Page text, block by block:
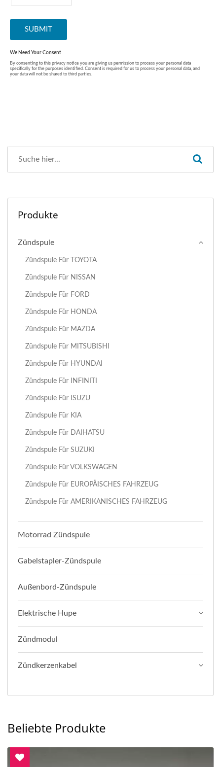
Produkte
Zündspule
Zündspule Für TOYOTA
Zündspule Für NISSAN
Zündspule Für FORD
Zündspule Für HONDA
Zündspule Für MAZDA
Zündspule Für MITSUBISHI
Zündspule Für HYUNDAI
Zündspule Für INFINITI
Zündspule Für ISUZU
Zündspule Für KIA
Zündspule Für DAIHATSU
Zündspule Für SUZUKI
Zündspule Für VOLKSWAGEN
Zündspule Für EUROPÄISCHES FAHRZEUG
Zündspule Für AMERIKANISCHES FAHRZEUG
Motorrad Zündspule
Gabelstapler-Zündspule
Außenbord-Zündspule
Elektrische Hupe
Zündmodul
Zündkerzenkabel
Beliebte Produkte